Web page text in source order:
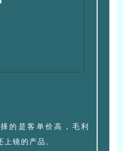
的是客单价高，毛利
镜的产品。